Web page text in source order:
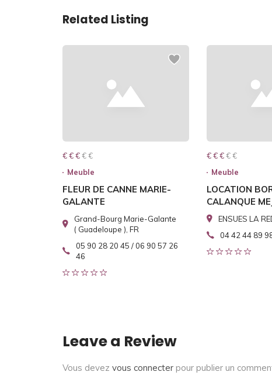
Related Listing
€ € € € €
€ € €
Meuble
FLEUR DE CANNE MARIE-
GALANTE
Grand-Bourg Marie-Galante
( Guadeloupe ), FR
05 90 28 20 45 / 06 90 57 26
46
€ € € € €
€ € €
Meuble
LOCATION
CALANQUE
ENSUES LA
04 42 44 89
Leave a Review
Vous devez vous connecter pour publier un